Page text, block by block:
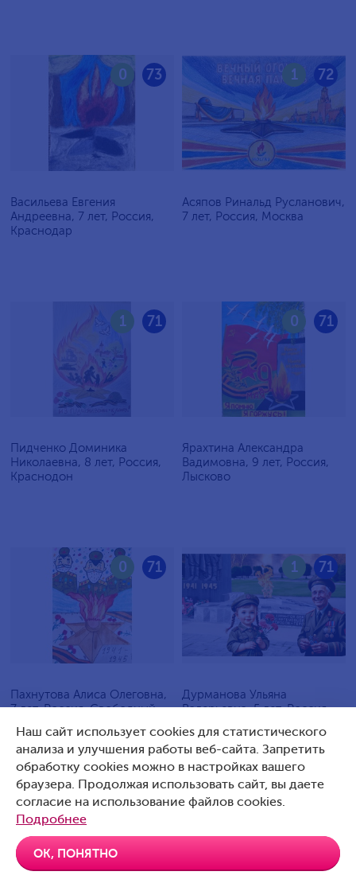
73
0
Васильева Евгения
Андреевна, 7 лет, Россия,
Краснодар
72
1
Асяпов Ринальд Русланович,
7 лет, Россия, Москва
71
1
Пидченко Доминика
Николаевна, 8 лет, Россия,
Краснодон
71
0
Ярахтина Александра
Вадимовна, 9 лет, Россия,
Лысково
71
0
Пахнутова Алиса Олеговна,
7 лет, Россия, Свободный
71
1
Дурманова Ульяна
Валерьевна, 5 лет, Россия,
Наш сайт использует cookies для статистического
анализа и улучшения работы веб-сайта. Запретить
обработку cookies можно в настройках вашего
браузера. Продолжая использовать сайт, вы даете
согласие на использование файлов cookies.
Подробнее
ОК, ПОНЯТНО